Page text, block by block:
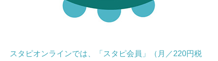
スタピオンラインでは、「スタピ会員」（月／220円税